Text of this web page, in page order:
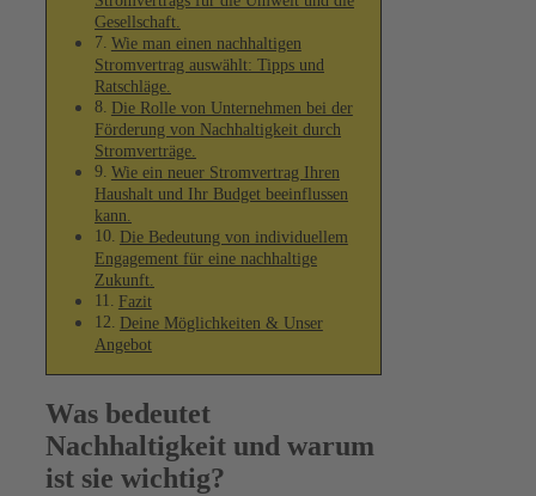
Gesellschaft.
Wie man einen nachhaltigen
Stromvertrag auswählt: Tipps und
Ratschläge.
Die Rolle von Unternehmen bei der
Förderung von Nachhaltigkeit durch
Stromverträge.
Wie ein neuer Stromvertrag Ihren
Haushalt und Ihr Budget beeinflussen
kann.
Die Bedeutung von individuellem
Engagement für eine nachhaltige
Zukunft.
Fazit
Deine Möglichkeiten & Unser
Angebot
Was bedeutet
Nachhaltigkeit und warum
ist sie wichtig?